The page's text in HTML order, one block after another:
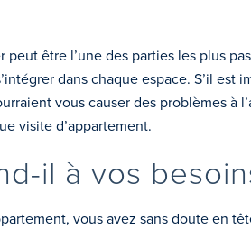
être l’une des parties les plus
dans chaque espace. S’il
vous causer des problèmes à
visite d’appartement.
il à vos
vous avez sans doute en